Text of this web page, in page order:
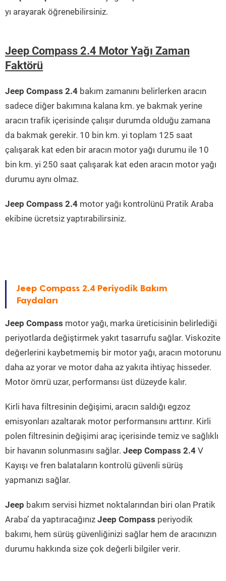
yı arayarak öğrenebilirsiniz.
Jeep Compass 2.4 Motor Yağı Zaman
Faktörü
Jeep Compass 2.4 bakım zamanını belirlerken aracın
sadece diğer bakımına kalana km. ye bakmak yerine
aracın trafik içerisinde çalışır durumda olduğu zamana
da bakmak gerekir. 10 bin km. yi toplam 125 saat
çalışarak kat eden bir aracın motor yağı durumu ile 10
bin km. yi 250 saat çalışarak kat eden aracın motor yağı
durumu aynı olmaz.
Jeep Compass 2.4 motor yağı kontrolünü Pratik Araba
ekibine ücretsiz yaptırabilirsiniz.
Jeep Compass 2.4 Periyodik Bakım
Faydaları
Jeep Compass motor yağı, marka üreticisinin belirlediği
periyotlarda değiştirmek yakıt tasarrufu sağlar. Viskozite
değerlerini kaybetmemiş bir motor yağı, aracın motorunu
daha az yorar ve motor daha az yakıta ihtiyaç hisseder.
Motor ömrü uzar, performansı üst düzeyde kalır.
Kirli hava filtresinin değişimi, aracın saldığı egzoz
emisyonları azaltarak motor performansını arttırır. Kirli
polen filtresinin değişimi araç içerisinde temiz ve sağlıklı
bir havanın solunmasını sağlar. Jeep Compass 2.4 V
Kayışı ve fren balataların kontrolü güvenli sürüş
yapmanızı sağlar.
Jeep bakım servisi hizmet noktalarından biri olan Pratik
Araba’ da yaptıracağınız Jeep Compass periyodik
bakımı, hem sürüş güvenliğinizi sağlar hem de aracınızın
durumu hakkında size çok değerli bilgiler verir.